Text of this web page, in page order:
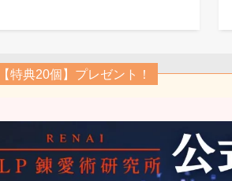
特典20個】プレゼント！